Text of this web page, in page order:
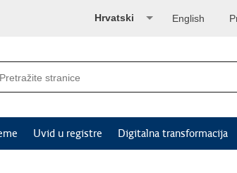
English
Hrvatski
Uvid u registre Digitalna transformacija